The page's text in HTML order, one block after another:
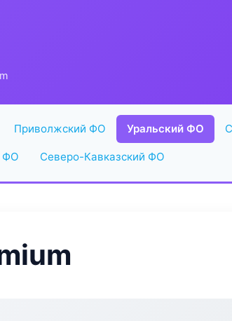
Приволжский ФО Уральский ФО
ФО Северо-Кавказский ФО